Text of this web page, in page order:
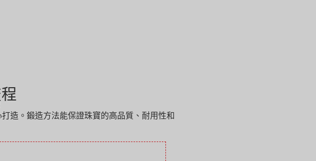
造。鍛造方法能保證珠寶的高品質、耐用性和